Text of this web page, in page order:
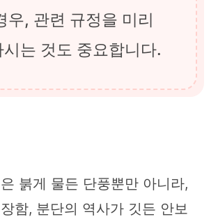
우, 관련 규정을 미리
는 것도 중요합니다.
붉게 물든 단풍뿐만 아니라,
함, 분단의 역사가 깃든 안보